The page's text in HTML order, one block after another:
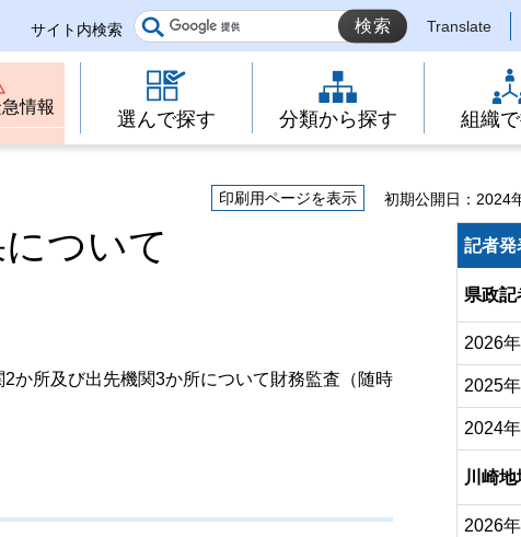
サイト内検索 Translate
情報
選んで探す 分類から探す 組織
印刷用ページを表示
初期公開日：2024
ついて
か所及び出先機関3か所について財務監査（随時
記者発
県政
2026
2025
2024
川崎地
2026